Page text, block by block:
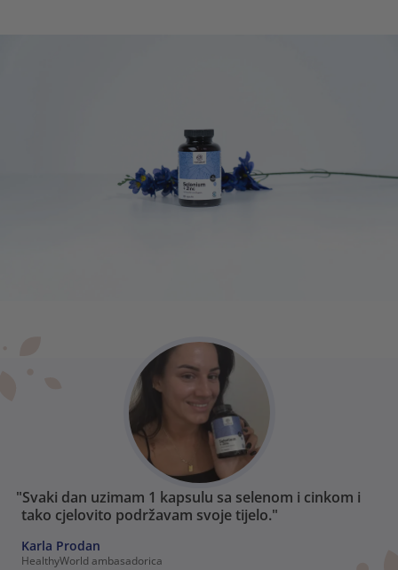
"Svaki dan uzimam 1 kapsulu sa selenom i cinkom i
tako cjelovito podržavam svoje tijelo."
Karla Prodan
HealthyWorld ambasadorica